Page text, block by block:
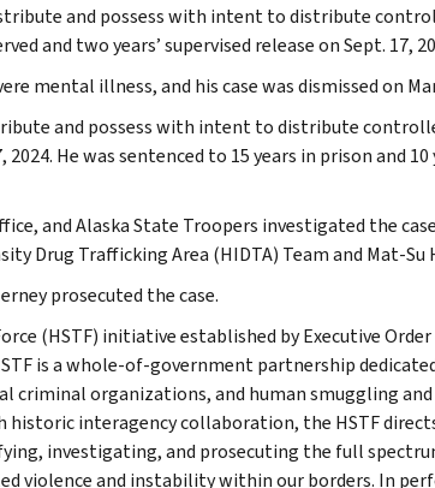
and possess with intent to distribute
and two years’ supervised release on Sept. 17,
mental illness, and his case was dismissed on
and possess with intent to distribute
He was sentenced to 15 years in prison and 10
and Alaska State Troopers investigated the
Drug Trafficking Area (HIDTA) Team and Mat-Su
prosecuted the case.
(HSTF) initiative established by Executive Order
is a whole-of-government partnership
organizations, and human smuggling
historic interagency collaboration, the HSTF
investigating, and prosecuting the full
violence and instability within our borders. In